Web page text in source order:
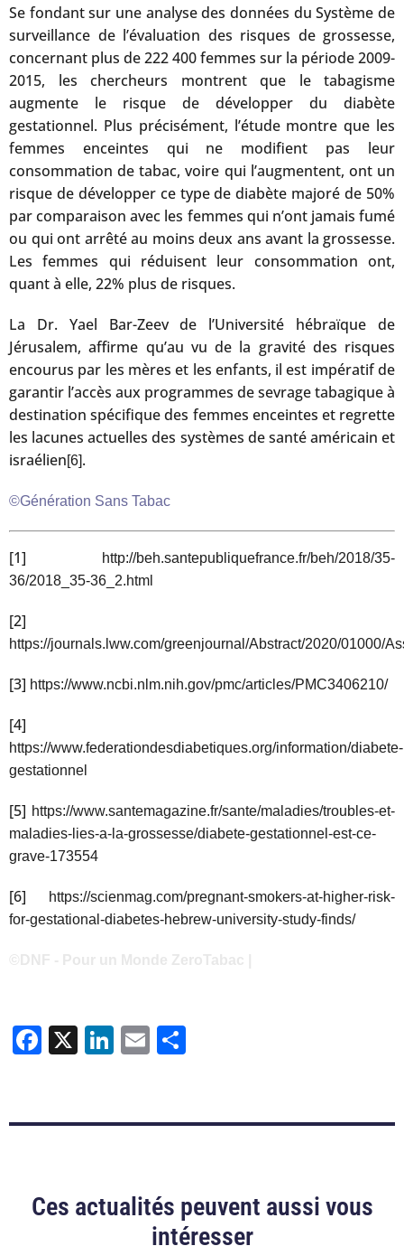
Se fondant sur une analyse des données du Système de
surveillance de l’évaluation des risques de grossesse,
concernant plus de 222 400 femmes sur la période 2009-
2015, les chercheurs montrent que le tabagisme
augmente le risque de développer du diabète
gestationnel. Plus précisément, l’étude montre que les
femmes enceintes qui ne modifient pas leur
consommation de tabac, voire qui l’augmentent, ont un
risque de développer ce type de diabète majoré de 50%
par comparaison avec les femmes qui n’ont jamais fumé
ou qui ont arrêté au moins deux ans avant la grossesse.
Les femmes qui réduisent leur consommation ont,
quant à elle, 22% plus de risques.
La Dr. Yael Bar-Zeev de l’Université hébraïque de
Jérusalem, affirme qu’au vu de la gravité des risques
encourus par les mères et les enfants, il est impératif de
garantir l’accès aux programmes de sevrage tabagique à
destination spécifique des femmes enceintes et regrette
les lacunes actuelles des systèmes de santé américain et
israélien[6].
©Génération Sans Tabac
[1]
http://beh.santepubliquefrance.fr/beh/2018/35-
36/2018_35-36_2.html
[2]
https://journals.lww.com/greenjournal/Abstract/2020/01000/
[3] https://www.ncbi.nlm.nih.gov/pmc/articles/PMC3406210/
[4]
https://www.federationdesdiabetiques.org/information/diabete-
gestationnel
[5] https://www.santemagazine.fr/sante/maladies/troubles-et-
maladies-lies-a-la-grossesse/diabete-gestationnel-est-ce-
grave-173554
[6]
https://scienmag.com/pregnant-smokers-at-higher-risk-
for-gestational-diabetes-hebrew-university-study-finds/
Facebook
X LinkedIn
Email
Ces actualités peuvent aussi vous
intéresser